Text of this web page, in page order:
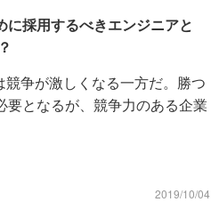
採用するべきエンジニアと
争が激しくなる一方だ。勝つ
となるが、競争力のある企業
2019/10/04